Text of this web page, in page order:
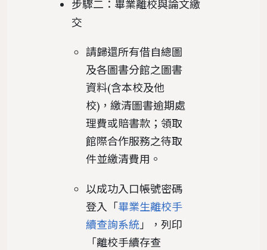
步驟二：畢業離校與論文繳
交
請歸還所有借自總圖
及各圖書分館之圖書
資料(含本校及他
校)，繳清圖書逾期處
理費或賠書款；領取
館際合作服務之待取
件並繳清費用。
以成功入口帳號密碼
登入「畢業生離校手
續查詢系統」，列印
「離校手續存查